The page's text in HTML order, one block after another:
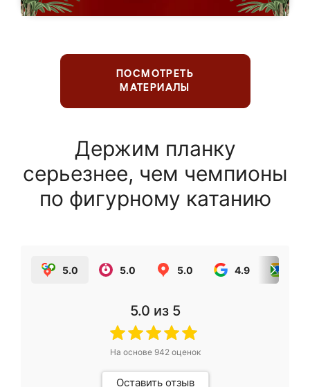
ПОСМОТРЕТЬ
МАТЕРИАЛЫ
Держим планку
серьезнее, чем чемпионы
по фигурному катанию
5.0 5.0 5.0 4.9
5.0 из 5
На основе 942оценок
Оставить отзыв